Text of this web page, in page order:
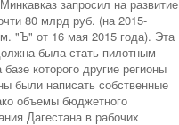
запросил на развитие
80 млрд руб. (на 2015-
"Ъ" от 16 мая 2015 года). Эта
была стать пилотным
которого другие регионы
были написать собственные
объемы бюджетного
Дагестана в рабочих